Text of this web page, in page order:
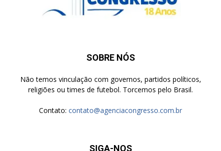
SOBRE NÓS
Não temos vinculação com governos, partidos políticos,
religiões ou times de futebol. Torcemos pelo Brasil.
Contato: contato@agenciacongresso.com.br
SIGA-NOS